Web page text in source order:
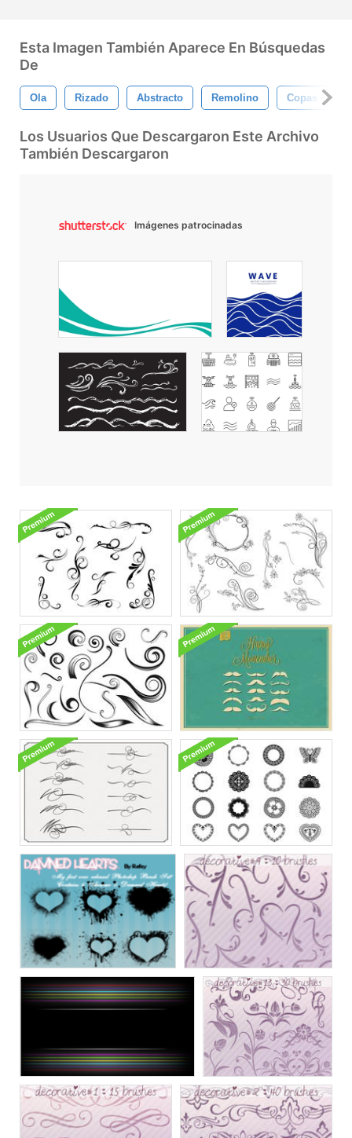
Esta Imagen También Aparece En Búsquedas
De
Ola Rizado Abstracto Remolino Copas
Los Usuarios Que Descargaron Este Archivo
También Descargaron
Imágenes patrocinadas